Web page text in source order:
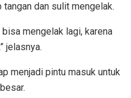
dan sulit mengelak.
mengelak lagi, karena
jelasnya.
menjadi pintu masuk untuk